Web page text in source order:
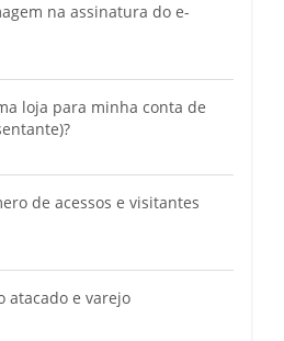
na assinatura do e-
loja para minha conta de
de acessos e visitantes
atacado e varejo